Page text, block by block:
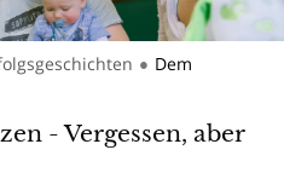
● Dem
- Vergessen, aber